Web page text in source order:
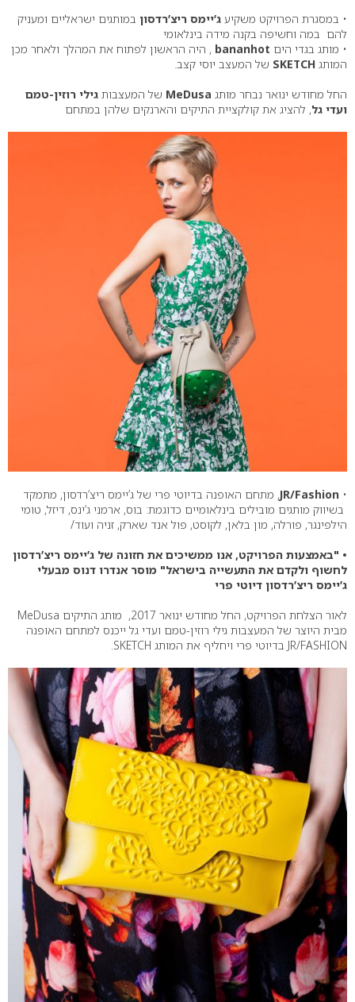
• במסגרת הפרויקט משקיע ג’יימס ריצ’רדסון במותגים ישראליים ומעניק
להם במה וחשיפה בקנה מידה בינלאומי
• מותג בגדי הים bananhot , היה הראשון לפתוח את המהלך ולאחר מכן
המותג SKETCH של המעצב יוסי קצב.
החל מחודש ינואר נבחר מותג MeDusa של המעצבות גילי רוזין-טמם
ועדי גל, להציג את קולקציית התיקים והארנקים שלהן במתחם
•
JR/Fashion, מתחם האופנה בדיוטי פרי של ג’יימס ריצ’רדסון, מתמקד
בשיווק מותגים מובילים בינלאומיים כדוגמת: בוס, ארמני ג’ינס, דיזל, טומי
הילפינגר, פורלה, מון בלאן, לקוסט, פול אנד שארק, זניה ועוד/
• "באמצעות הפרויקט, אנו ממשיכים את חזונה של ג’יימס ריצ’רדסון
לחשוף ולקדם את התעשייה בישראל" מוסר אנדרו דנוס מבעלי
ג’יימס ריצ’רדסון דיוטי פרי
לאור הצלחת הפרויקט, החל מחודש ינואר 2017, מותג התיקים MeDusa
מבית היוצר של המעצבות גילי רוזין-טמם ועדי גל ייכנס למתחם האופנה
JR/FASHION בדיוטי פרי ויחליף את המותג SKETCH.